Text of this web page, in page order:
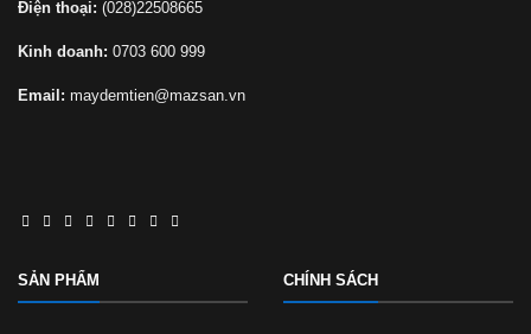
Điện thoại: (028)22508665
Kinh doanh: 0703 600 999
Email: maydemtien@mazsan.vn
SẢN PHẨM CHÍNH SÁCH